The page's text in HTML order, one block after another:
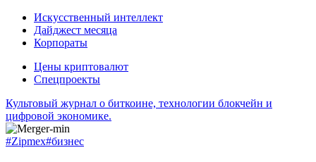
Искусственный интеллект
Дайджест месяца
Корпораты
Цены криптовалют
Спецпроекты
Культовый журнал о биткоине, технологии блокчейн и
цифровой экономике.
#Zipmex#бизнес